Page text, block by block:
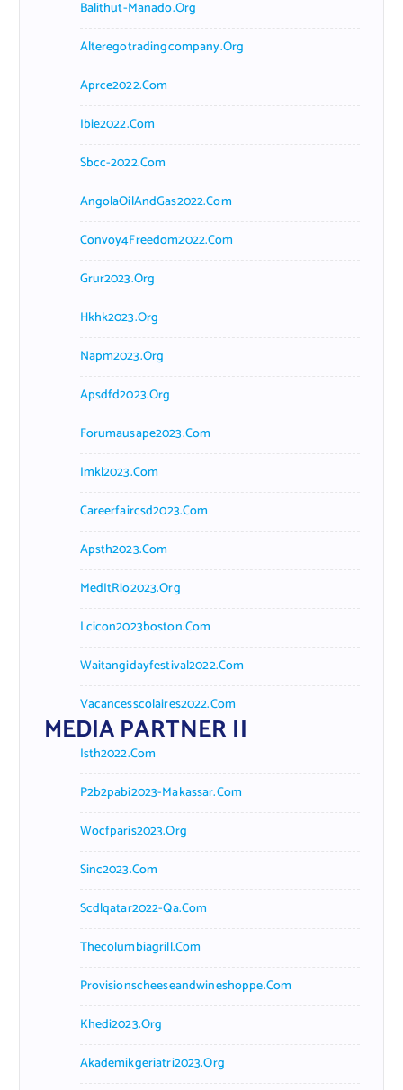
Balithut-Manado.org
Alteregotradingcompany.org
Aprce2022.com
Ibie2022.com
Sbcc-2022.com
AngolaOilAndGas2022.com
Convoy4Freedom2022.com
Grur2023.org
Hkhk2023.org
Napm2023.org
Apsdfd2023.org
Forumausape2023.com
Imkl2023.com
Careerfaircsd2023.com
Apsth2023.com
MedItRio2023.org
Lcicon2023boston.com
Waitangidayfestival2022.com
Vacancesscolaires2022.com
MEDIA PARTNER II
Isth2022.com
P2b2pabi2023-Makassar.com
Wocfparis2023.org
Sinc2023.com
Scdlqatar2022-Qa.com
Thecolumbiagrill.com
Provisionscheeseandwineshoppe.com
Khedi2023.org
Akademikgeriatri2023.org